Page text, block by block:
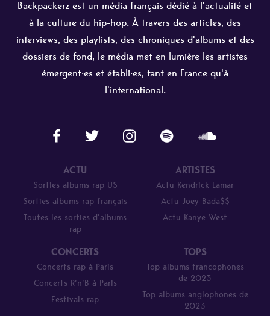
Backpackerz est un média français dédié à l'actualité et
à la culture du hip-hop. À travers des articles, des
interviews, des playlists, des chroniques d'albums et des
dossiers de fond, le média met en lumière les artistes
émergent·es et établi·es, tant en France qu'à
l'international.
ACTU
Sorties albums rap US
Sorties albums rap français
Toutes les sorties d’albums
rap
ARTISTES
Actu Kendrick Lamar
Actu Joey Bada$$
Actu Kanye West
CONCERTS
Concerts rap à Paris
Concerts R’n’B à Paris
Festivals rap
TOPS
Top albums francophones
de 2023
Top albums anglophones de
2023